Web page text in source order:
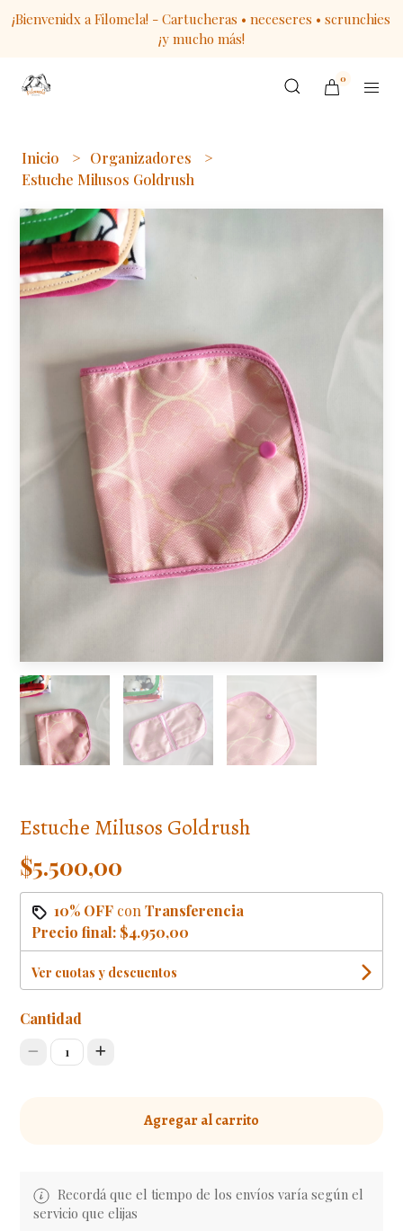
¡Bienvenidx a Filomela! - Cartucheras • neceseres • scrunchies
¡y mucho más!
0
Inicio
Organizadores
Estuche Milusos Goldrush
Estuche Milusos Goldrush
$5.500,00
10% OFF conTransferencia
Precio final: $4.950,00
Ver cuotas y descuentos
Cantidad
1
Agregar al carrito
Recordá que el tiempo de los envíos varía según el
servicio que elijas